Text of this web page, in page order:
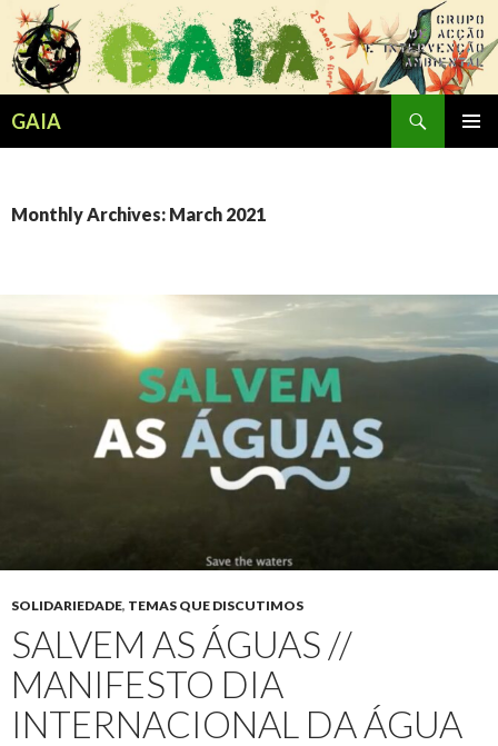
GAIA
Monthly Archives: March 2021
SOLIDARIEDADE, TEMAS QUE DISCUTIMOS
SALVEM AS ÁGUAS //
MANIFESTO DIA
INTERNACIONAL DA ÁGUA